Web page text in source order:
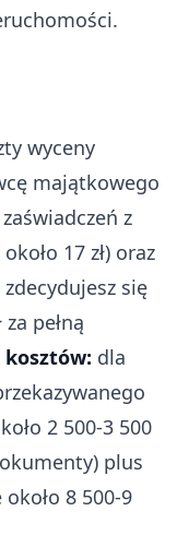
wyceny
majątkowego
z
17 zł) oraz
się
pełną
kosztów: dla
2 500-3 500
plus
około 8 500-9